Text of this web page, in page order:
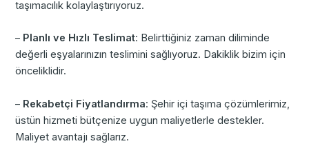
taşımacılık kolaylaştırıyoruz.
– Planlı ve Hızlı Teslimat: Belirttiğiniz zaman diliminde
değerli eşyalarınızın teslimini sağlıyoruz. Dakiklik bizim için
önceliklidir.
– Rekabetçi Fiyatlandırma: Şehir içi taşıma çözümlerimiz,
üstün hizmeti bütçenize uygun maliyetlerle destekler.
Maliyet avantajı sağlarız.